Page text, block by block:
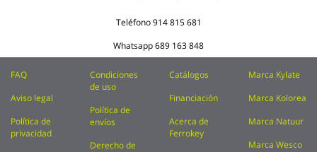
Teléfono914 815 681
Whatsapp689 163 848
FAQ
Aviso legal
Política de
privacidad
Condiciones
de uso
Política de
envíos
Derecho de
Catálogos
Financiación
Acerca de
Ferrokey
Marca Kylate
Marca Kolorea
Marca Natuur
Marca Wesco